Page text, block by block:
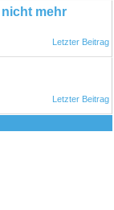
mehr